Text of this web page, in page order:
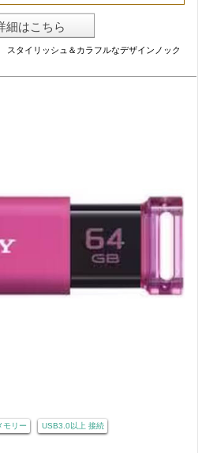
細はこちら
タイリッシュ＆カラフルなデザインノック
モリー USB3.0以上 接続